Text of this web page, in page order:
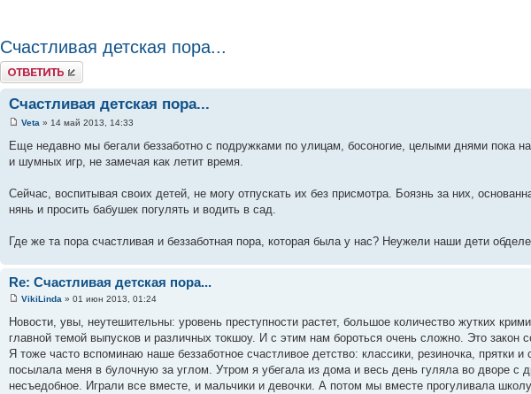
Счастливая детская пора...
Ответить
Счастливая детская пора...
Veta » 14 май 2013, 14:33
Еще недавно мы бегали беззаботно с подружками по улицам, босоногие, целыми днями пока
и шумных игр, не замечая как летит время.
Сейчас, воспитывая своих детей, не могу отпускать их без присмотра. Боязнь за них,
нянь и просить бабушек погулять и водить в сад.
Где же та пора счастливая и беззаботная пора, которая была у нас? Неужели наши дети
Re: Счастливая детская пора...
VikiLinda » 01 июн 2013, 01:24
Новости, увы, неутешительны: уровень преступности растет, большое количество жутких
главной темой выпусков и различных токшоу. И с этим нам бороться очень сложно. Это закон
Я тоже часто вспоминаю наше беззаботное счастливое детство: классики, резиночка,
посылала меня в булочную за углом. Утром я убегала из дома и весь день гуляла во дворе с
несъедобное. Играли все вместе, и мальчики и девочки. А потом мы вместе прогуливала